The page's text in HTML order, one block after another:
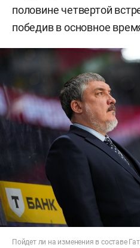
половине четвертой
победив в основное
Пойдет ли на изменения в составе